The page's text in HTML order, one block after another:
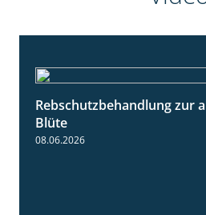
Rebschutzbehandlung zur
Blüte
08.06.2026